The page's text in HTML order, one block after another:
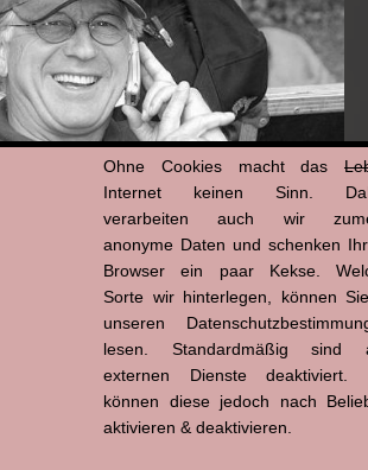
Ohne Cookies macht das
Internet keinen Sinn.
verarbeiten auch wir
anonyme Daten und schenken
Browser ein paar Kekse.
Sorte wir hinterlegen, können
unseren
lesen. Standardmäßig sind
externen Dienste deaktiviert.
können diese jedoch nach
aktivieren & deaktivieren.